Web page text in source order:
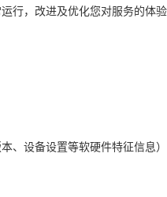
行，改进及优化您对服务的体
、设备设置等软硬件特征信息